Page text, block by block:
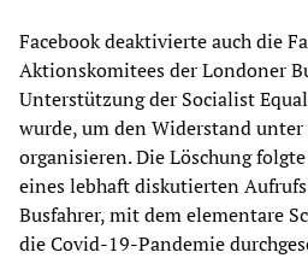
Facebook deaktivierte auch die
Aktionskomitees der Londoner
Unterstützung der Socialist
wurde, um den Widerstand
organisieren. Die Löschung
eines lebhaft diskutierten
Busfahrer, mit dem elementare
die Covid-19-Pandemie